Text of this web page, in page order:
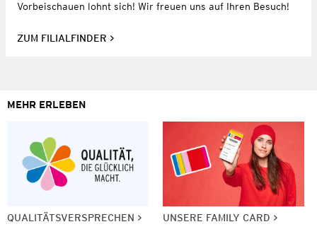
Vorbeischauen lohnt sich! Wir freuen uns auf Ihren Besuch!
ZUM FILIALFINDER
MEHR ERLEBEN
QUALITÄTSVERSPRECHEN UNSERE FAMILY CARD